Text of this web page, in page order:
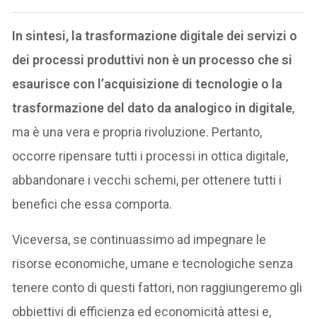
In sintesi, la trasformazione digitale dei servizi o
dei processi produttivi non è un processo che si
esaurisce con l’acquisizione di tecnologie o la
trasformazione del dato da analogico in digitale,
ma è una vera e propria rivoluzione. Pertanto,
occorre ripensare tutti i processi in ottica digitale,
abbandonare i vecchi schemi, per ottenere tutti i
benefici che essa comporta.
Viceversa, se continuassimo ad impegnare le
risorse economiche, umane e tecnologiche senza
tenere conto di questi fattori, non raggiungeremo gli
obbiettivi di efficienza ed economicità attesi e,